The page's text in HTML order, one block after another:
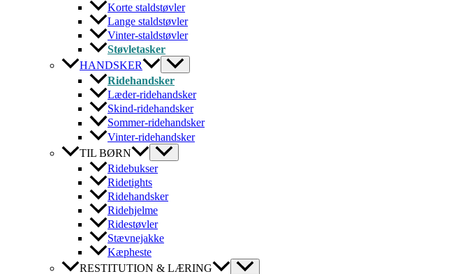
Korte staldstøvler
Lange staldstøvler
Vinter-staldstøvler
Støvletasker
HANDSKER
Ridehandsker
Læder-ridehandsker
Skind-ridehandsker
Sommer-ridehandsker
Vinter-ridehandsker
TIL BØRN
Ridebukser
Ridetights
Ridehandsker
Ridehjelme
Ridestøvler
Stævnejakke
Kæpheste
RESTITUTION & LÆRING